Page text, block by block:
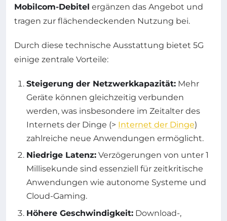
Mobilcom-Debitel ergänzen das Angebot und
tragen zur flächendeckenden Nutzung bei.
Durch diese technische Ausstattung bietet 5G
einige zentrale Vorteile:
Steigerung der Netzwerkkapazität: Mehr
Geräte können gleichzeitig verbunden
werden, was insbesondere im Zeitalter des
Internets der Dinge (> Internet der Dinge)
zahlreiche neue Anwendungen ermöglicht.
Niedrige Latenz: Verzögerungen von unter 1
Millisekunde sind essenziell für zeitkritische
Anwendungen wie autonome Systeme und
Cloud-Gaming.
Höhere Geschwindigkeit: Download-,